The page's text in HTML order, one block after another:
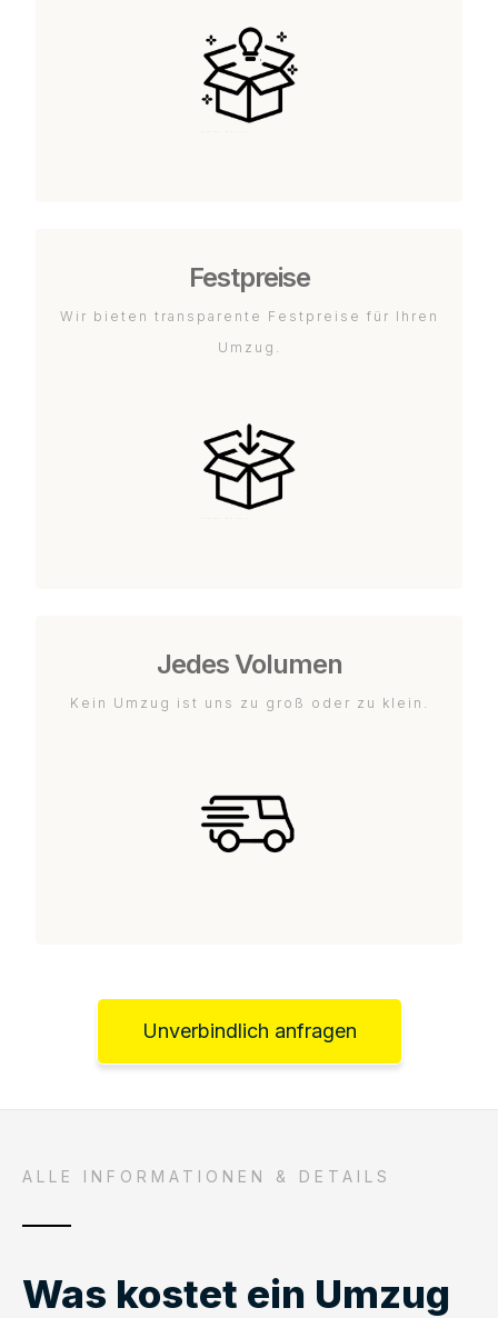
Festpreise
Wir bieten transparente Festpreise für Ihren
Umzug.
Jedes Volumen
Kein Umzug ist uns zu groß oder zu klein.
Unverbindlich anfragen
ALLE INFORMATIONEN & DETAILS
Was kostet ein Umzug